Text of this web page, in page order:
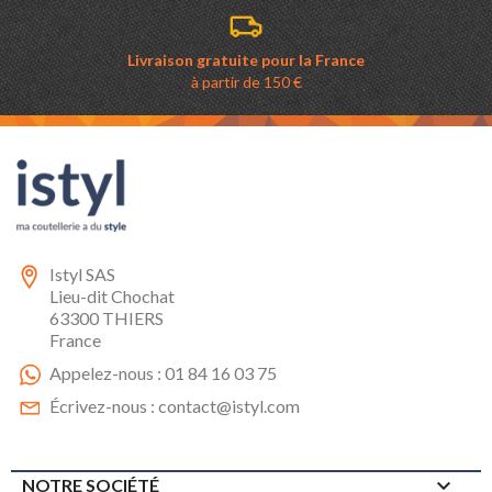
Livraison gratuite pour la France
à partir de 150 €
Istyl SAS
Lieu-dit Chochat
63300 THIERS
France
Appelez-nous : 01 84 16 03 75
Écrivez-nous : contact@istyl.com
NOTRE SOCIÉTÉ 